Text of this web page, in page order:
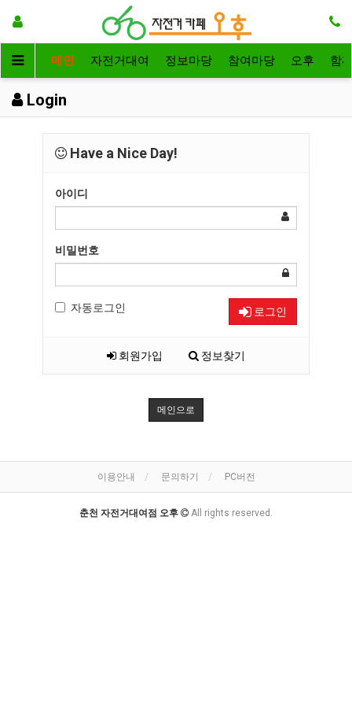
메인 자전거대여 정보마당 참여마당 오후 함
Login
Have a Nice Day!
아이디
비밀번호
자동로그인 로그인
회원가입 정보찾기
메인으로
이용안내 문의하기 PC버전
춘천 자전거대여점 오후 All rights reserved.